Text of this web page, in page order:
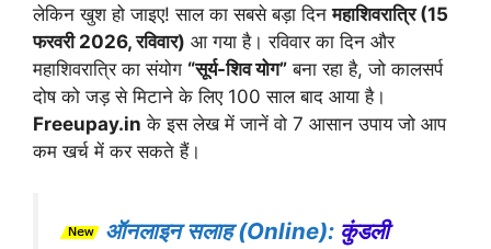
लेकिन खुश हो जाइए! साल का सबसे बड़ा दिनमहाशिवरात्रि (15
फरवरी 2026, रविवार) आ गया है। रविवार का दिन और
महाशिवरात्रि का संयोग “सूर्य-शिव योग” बना रहा है, जो कालसर्प
दोष को जड़ से मिटाने के लिए 100 साल बाद आया है।
Freeupay.in के इस लेख में जानें वो 7 आसान उपाय जो आप
कम खर्च में कर सकते हैं।
ऑनलाइन सलाह (Online): कुंडली